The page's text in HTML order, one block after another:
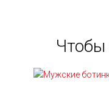
Чтобы